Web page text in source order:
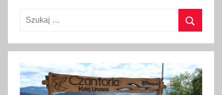
c
2
0
Szukaj: